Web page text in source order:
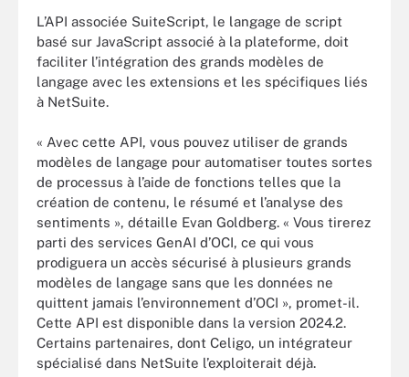
L’API associée SuiteScript, le langage de script
basé sur JavaScript associé à la plateforme, doit
faciliter l’intégration des grands modèles de
langage avec les extensions et les spécifiques liés
à NetSuite.
« Avec cette API, vous pouvez utiliser de grands
modèles de langage pour automatiser toutes sortes
de processus à l’aide de fonctions telles que la
création de contenu, le résumé et l’analyse des
sentiments », détaille Evan Goldberg. « Vous tirerez
parti des services GenAI d’OCI, ce qui vous
prodiguera un accès sécurisé à plusieurs grands
modèles de langage sans que les données ne
quittent jamais l’environnement d’OCI », promet-il.
Cette API est disponible dans la version 2024.2.
Certains partenaires, dont Celigo, un intégrateur
spécialisé dans NetSuite l’exploiterait déjà.